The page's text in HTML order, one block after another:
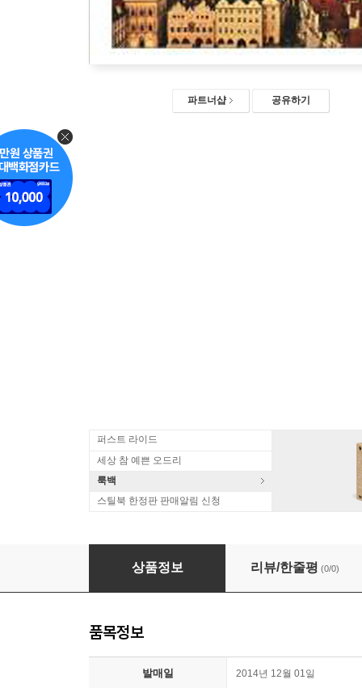
파트너샵 공유하기
퍼스트 라이드
세상 참 예쁜 오드리
룩백
스틸북 한정판 판매알림 신청
모셸레스: 플루트 소나테 콘체르탄테 & 디베
상품정보 리뷰/한줄평 (0/0)
품목정보
발매일 2014년 12월 01일